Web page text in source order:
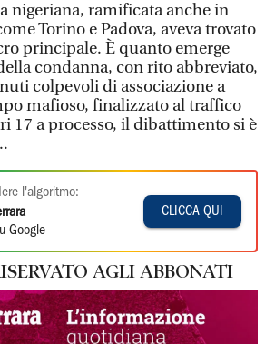
nigeriana, ramificata anche in
Torino e Padova, aveva trovato
principale. È quanto emerge
condanna, con rito abbreviato,
colpevoli di associazione a
mafioso, finalizzato al traffico
17 a processo, il dibattimento si è
l'algoritmo:
Google
CLICCA QUI
AGLI ABBONATI